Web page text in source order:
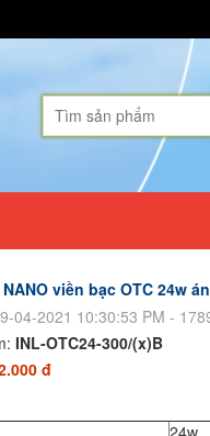
viền bạc OTC 24w
04-2021 10:30:53 PM -
INL-OTC24-300/(x)B
đ